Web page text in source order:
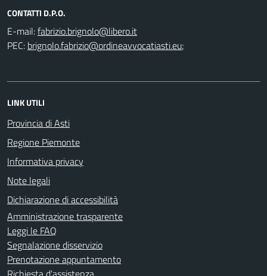
CONTATTI D.P.O.
E-mail:
PEC:
;
LINK UTILI
Provincia di Asti
Regione Piemonte
Informativa privacy
Note legali
Dichiarazione di accessibilità
Amministrazione trasparente
Leggi le FAQ
Segnalazione disservizio
Prenotazione appuntamento